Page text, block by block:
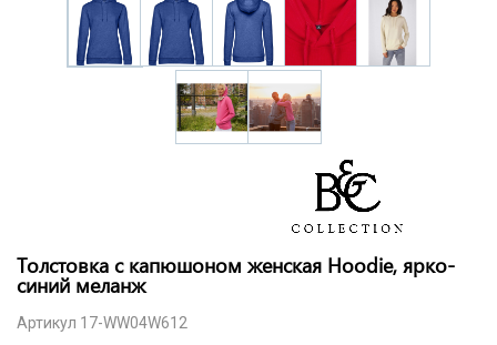
Толстовка с капюшоном женская Hoodie, ярко-
синий меланж
Артикул 17-WW04W612